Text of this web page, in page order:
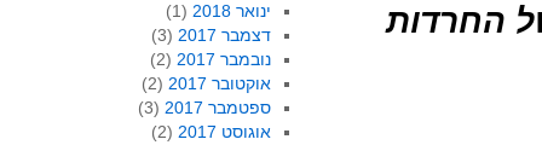
החרדות
ינואר 2018
(1)
דצמבר 2017
(3)
נובמבר 2017
(2)
אוקטובר 2017
(2)
ספטמבר 2017
(3)
אוגוסט 2017
(2)